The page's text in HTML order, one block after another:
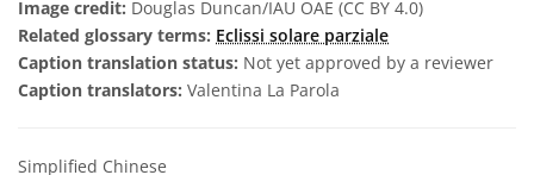
Image credit: Douglas Duncan/IAU OAE (CC BY 4.0)
Related glossary terms: Eclissi solare parziale
Caption translation status: Not yet approved by a reviewer
Caption translators: Valentina La Parola
Simplified Chinese